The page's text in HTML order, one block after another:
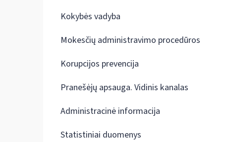
Kokybės vadyba
Mokesčių administravimo procedūros
Korupcijos prevencija
Pranešėjų apsauga. Vidinis kanalas
Administracinė informacija
Statistiniai duomenys